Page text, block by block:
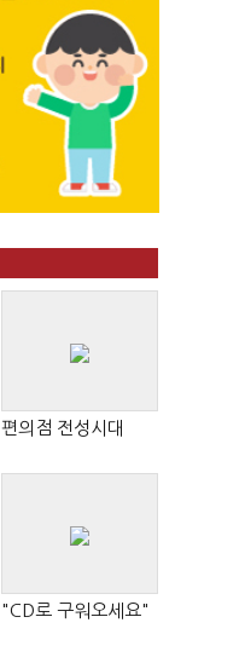
편의점 전성시대
"CD로 구워오세요"